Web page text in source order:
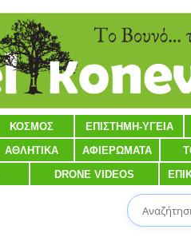
ΚΟΣΜΟΣ ΕΠΙΣΤΗΜΗ-ΥΓΕΙΑ
ΑΘΛΗΤΙΚΑ ΑΦΙΕΡΩΜΑΤΑ
DRONE VIDEOS